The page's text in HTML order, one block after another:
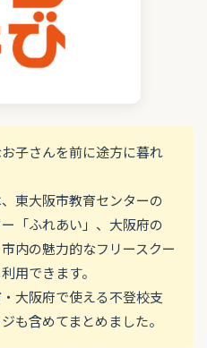
お子さんを前に途方に暮れ
東大阪市教育センターの
「ふれあい」、大阪府の
内の魅力的なフリースクー
用できます。
大阪府で使える不登校支
も含めてまとめました。